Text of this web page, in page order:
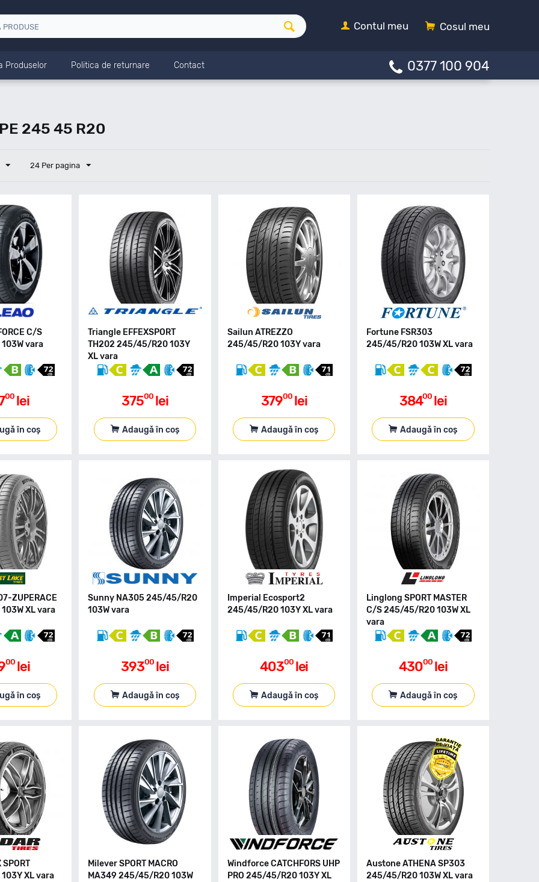
Cosul meu
Contul meu
Produselor Politica de returnare Contact 0377 100 904
245 45 R20
24 Per pagina
C/S
vara
00 lei
în coș
Triangle EFFEXSPORT
TH202 245/45/R20 103Y
XL vara
37500 lei
Adaugă în coș
Sailun ATREZZO
245/45/R20 103Y vara
37900 lei
Adaugă în coș
Fortune FSR303
245/45/R20 103W XL vara
38400 lei
Adaugă în coș
ZUPERACE
XL vara
00 lei
în coș
Sunny NA305 245/45/R20
103W vara
39300 lei
Adaugă în coș
Imperial Ecosport2
245/45/R20 103Y XL vara
40300 lei
Adaugă în coș
Linglong SPORT MASTER
C/S 245/45/R20 103W XL
vara
43000 lei
Adaugă în coș
SPORT
XL vara
Milever SPORT MACRO
MA349 245/45/R20 103W
Windforce CATCHFORS UHP
PRO 245/45/R20 103Y XL
Austone ATHENA SP303
245/45/R20 103W XL vara